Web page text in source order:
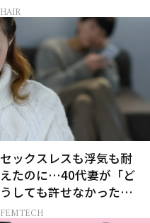
HAIR
セックスレスも浮気も耐
えたのに…40代妻が「ど
うしても許せなかった」
夫の一言
FEMTECH